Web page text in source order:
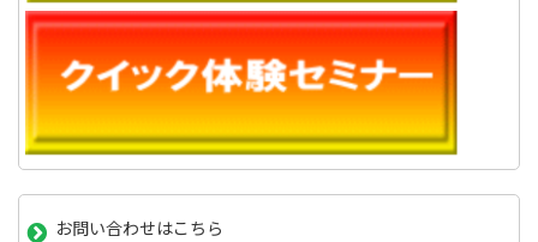
お問い合わせはこちら